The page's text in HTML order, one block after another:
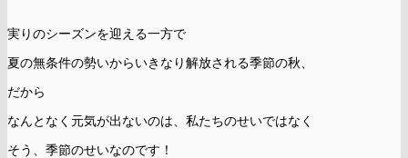
実りのシーズンを迎える一方で
夏の無条件の勢いからいきなり解放される季節の秋、
だから
なんとなく元気が出ないのは、私たちのせいではなく
そう、季節のせいなのです！